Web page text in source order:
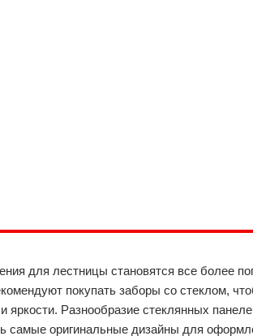
для лестницы становятся все более
покупать заборы со стеклом,
яркости. Разнообразие стеклянных
самые оригинальные дизайны для